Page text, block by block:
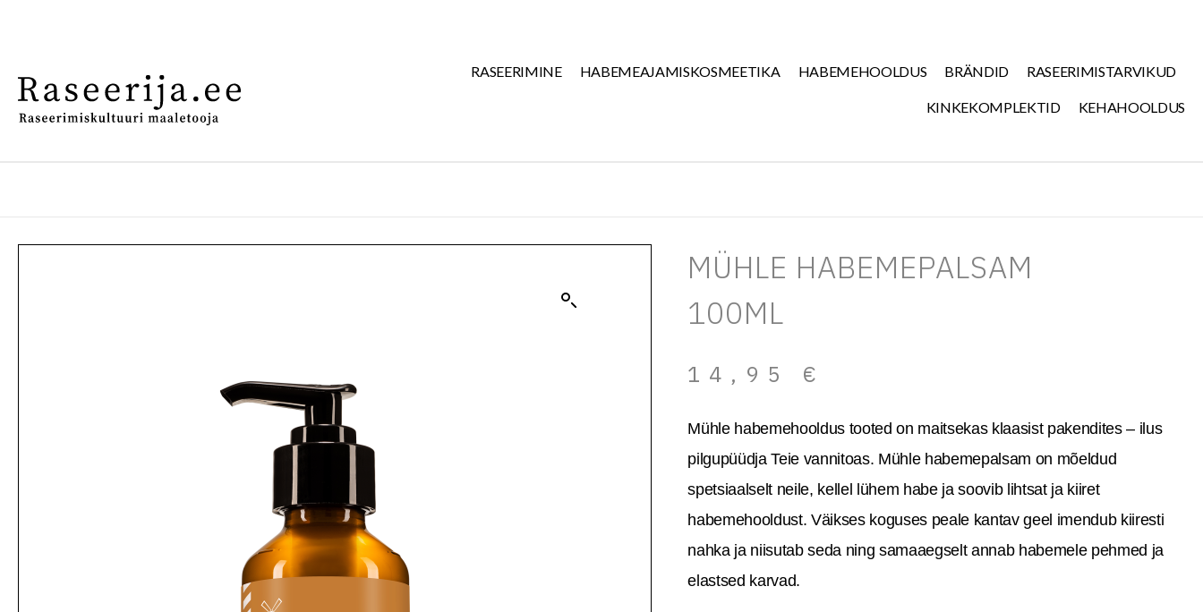
RASEERIMINE HABEMEAJAMISKOSMEETIKA HABEMEHOOLDUS BRÄNDID RASEERIMISTARVIKUD
KINKEKOMPLEKTID KEHAHOOLDUS
MÜHLE HABEMEPALSAM
100ML
14,95 €
Mühle habemehooldus tooted on maitsekas klaasist pakendites – ilus
pilgupüüdja Teie vannitoas. Mühle habemepalsam on mõeldud
spetsiaalselt neile, kellel lühem habe ja soovib lihtsat ja kiiret
habemehooldust. Väikses koguses peale kantav geel imendub kiiresti
nahka ja niisutab seda ning samaaegselt annab habemele pehmed ja
elastsed karvad.